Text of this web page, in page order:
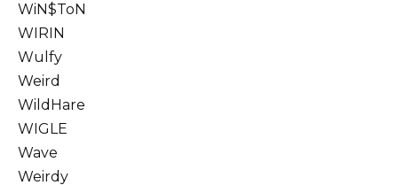
WiN$ToN
WIRIN
Wulfy
Weird
WildHare
WIGLE
Wave
Weirdy